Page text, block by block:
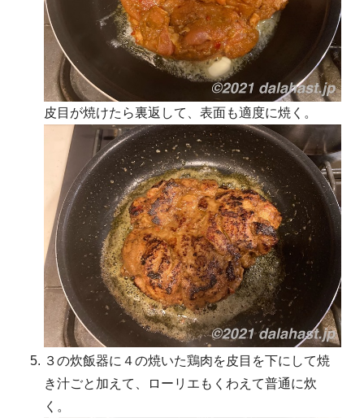
皮目が焼けたら裏返して、表面も適度に焼く。
３の炊飯器に４の焼いた鶏肉を皮目を下にして焼
き汁ごと加えて、ローリエもくわえて普通に炊
く。